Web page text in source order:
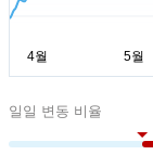
일일 변동 비율